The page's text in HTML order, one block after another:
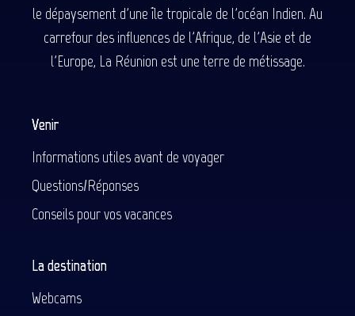
le dépaysement d'une île tropicale de l'océan Indien. Au
carrefour des influences de l'Afrique, de l'Asie et de
l'Europe, La Réunion est une terre de métissage.
Venir
Informations utiles avant de voyager
Questions/Réponses
Conseils pour vos vacances
La destination
Webcams